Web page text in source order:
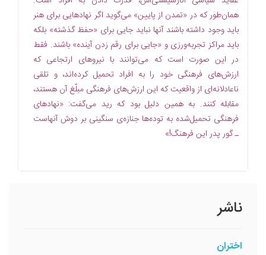
همان‌طور که در «تمدن از پایین» مى‌گوید اگر نهادهایى براى هنر
باید وجود داشته باشند آنها نباید جایى براى «حفظ گذشته» بلکه
باید مراکز تجربه‌ورزى و «جایى براى رقم زدن آینده» باشند. فقط
در این صورت است که مى‌توانند با نیروهاى ارتجاعى که
ارزش‌هاى فرهنگى خود را به افراد تحمیل کرده‌اند، و تلقى
ناعادلانه‌اى از واقعیت که این ارزش‌هاى فرهنگى مبلّغ آن هستند،
مقابله کنند. به همین دلیل بود که رید مى‌گفت: «نهادهاى
فرهنگى تحمیل‌شده به توده‌ها جنازه‌ى سنگینى بر دوش آنهاست
ـ گور پدر این فرهنگ!»
ناشر
اختران